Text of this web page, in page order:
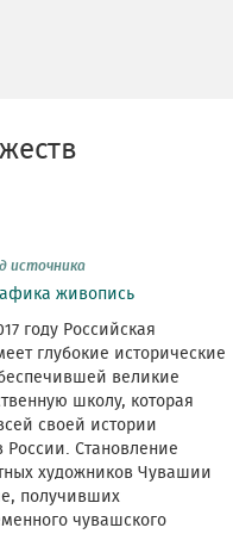
источника
живопись
году Российская
глубокие исторические
великие
школу, которая
своей истории
Становление
художников Чувашии
получивших
чувашского